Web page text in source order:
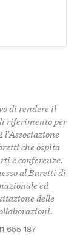
di rendere il
riferimento per
che ospita
e conferenze.
al Baretti di
ed
delle
655 187